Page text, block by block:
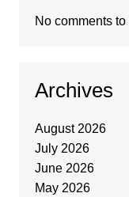
No comments to
Archives
August 2026
July 2026
June 2026
May 2026